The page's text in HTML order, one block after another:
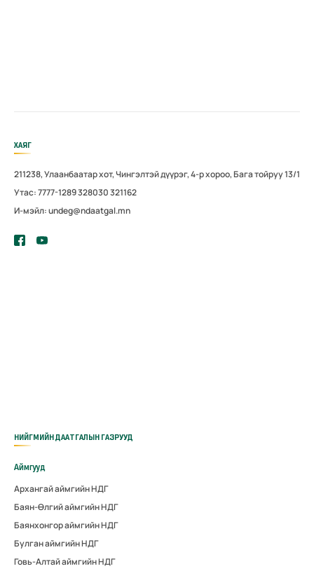
ХАЯГ
211238, Улаанбаатар хот, Чингэлтэй дүүрэг, 4-р хороо, Бага тойруу 13/1
Утас: 7777-1289 328030 321162
И-мэйл: undeg@ndaatgal.mn
НИЙГМИЙН ДААТГАЛЫН ГАЗРУУД
Аймгууд
Архангай аймгийн НДГ
Баян-Өлгий аймгийн НДГ
Баянхонгор аймгийн НДГ
Булган аймгийн НДГ
Говь-Алтай аймгийн НДГ